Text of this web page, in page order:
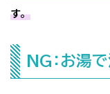
す。
NG：お湯